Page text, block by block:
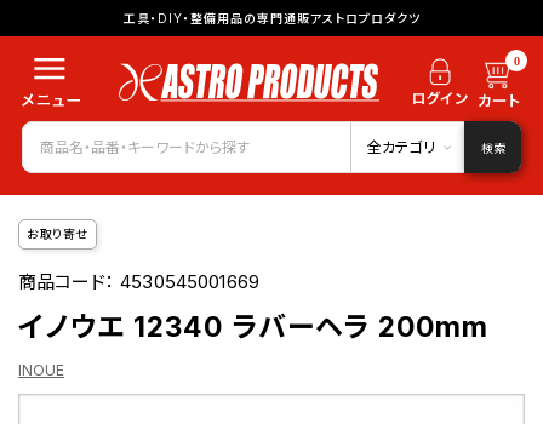
工具・DIY・整備用品の専門通販アストロプロダクツ
0
全カテゴリ 検索
お取り寄せ
商品コード：4530545001669
イノウエ 12340 ラバーヘラ 200mm
INOUE